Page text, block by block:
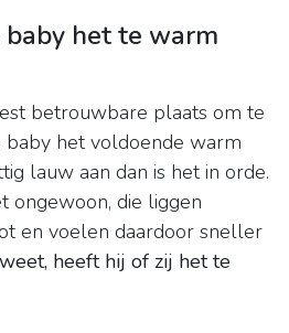
baby het te warm
betrouwbare plaats om te
het voldoende warm
lauw aan dan is het in orde.
ongewoon, die liggen
en voelen daardoor sneller
heeft hij of zij het te